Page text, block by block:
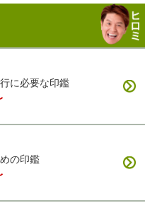
に必要な印鑑
の印鑑